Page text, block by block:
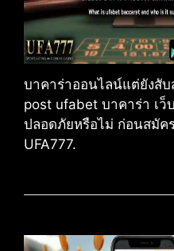
บาคาร่าออนไลน์แต่ยังสั
post ufabet บาคาร่า เว็
ปลอดภัยหรือไม่ ก่อนสมัค
UFA777.